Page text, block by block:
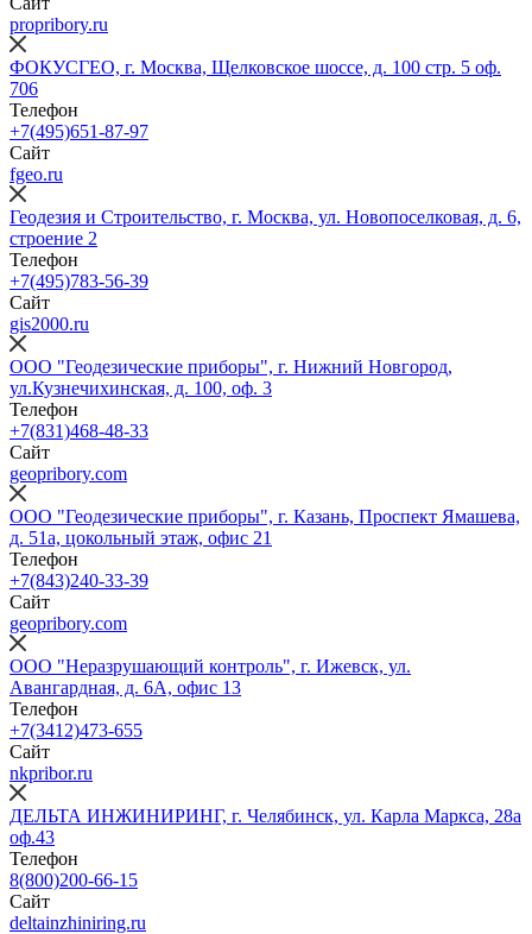
propribory.ru
ФОКУСГЕО, г. Москва, Щелковское шоссе, д. 100 стр. 5 оф.
706
Телефон
+7(495)651-87-97
Сайт
fgeo.ru
Геодезия и Строительство, г. Москва, ул. Новопоселковая, д. 6,
строение 2
Телефон
+7(495)783-56-39
Сайт
gis2000.ru
ООО "Геодезические приборы", г. Нижний Новгород,
ул.Кузнечихинская, д. 100, оф. 3
Телефон
+7(831)468-48-33
Сайт
geopribory.com
ООО "Геодезические приборы", г. Казань, Проспект Ямашева,
д. 51а, цокольный этаж, офис 21
Телефон
+7(843)240-33-39
Сайт
geopribory.com
ООО "Неразрушающий контроль", г. Ижевск, ул.
Авангардная, д. 6A, офис 13
Телефон
+7(3412)473-655
Сайт
nkpribor.ru
ДЕЛЬТА ИНЖИНИРИНГ, г. Челябинск, ул. Карла Маркса, 28а
оф.43
Телефон
8(800)200-66-15
Сайт
deltainzhiniring.ru